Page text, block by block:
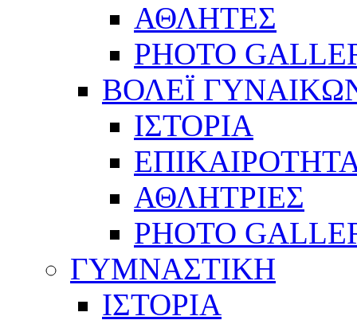
ΑΘΛΗΤΕΣ
PHOTO
ΒΟΛΕΪ
ΙΣΤΟΡΙΑ
ΑΘΛΗΤΡΙΕΣ
PHOTO
ΓΥΜΝΑΣΤΙΚΗ
ΙΣΤΟΡΙΑ